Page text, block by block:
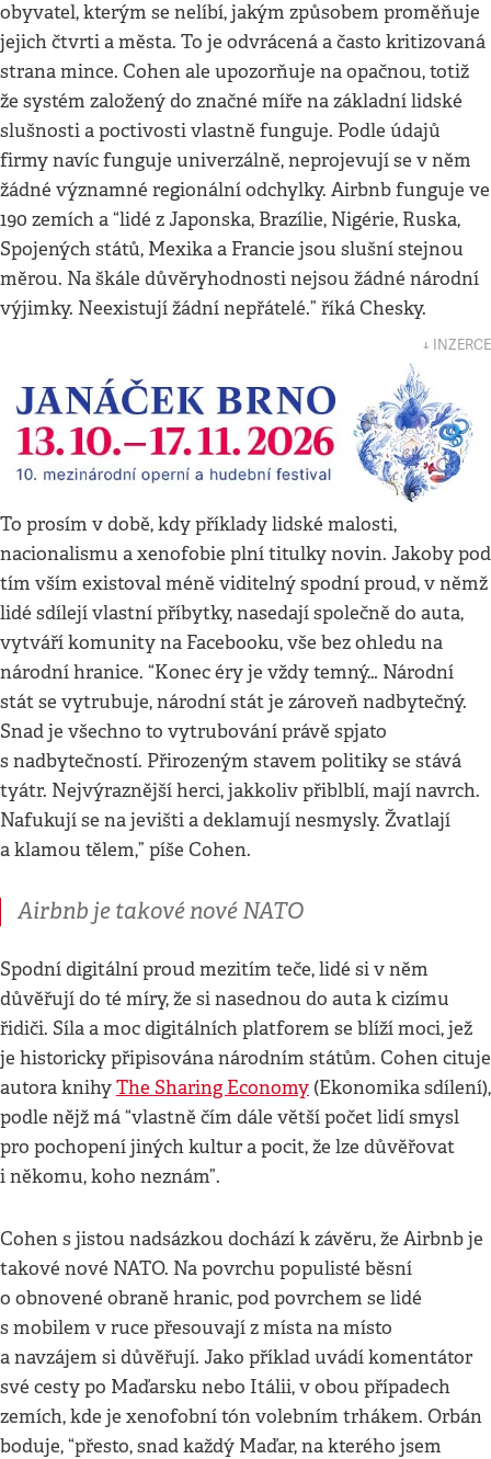
obyvatel, kterým se nelíbí, jakým způsobem proměňuje
jejich čtvrti a města. To je odvrácená a často kritizovaná
strana mince. Cohen ale upozorňuje na opačnou, totiž
že systém založený do značné míře na základní lidské
slušnosti a poctivosti vlastně funguje. Podle údajů
firmy navíc funguje univerzálně, neprojevují se v něm
žádné významné regionální odchylky. Airbnb funguje ve
190 zemích a “lidé z Japonska, Brazílie, Nigérie, Ruska,
Spojených států, Mexika a Francie jsou slušní stejnou
měrou. Na škále důvěryhodnosti nejsou žádné národní
výjimky. Neexistují žádní nepřátelé.” říká Chesky.
↓ INZERCE
To prosím v době, kdy příklady lidské malosti,
nacionalismu a xenofobie plní titulky novin. Jakoby pod
tím vším existoval méně viditelný spodní proud, v němž
lidé sdílejí vlastní příbytky, nasedají společně do auta,
vytváří komunity na Facebooku, vše bez ohledu na
národní hranice. “Konec éry je vždy temný… Národní
stát se vytrubuje, národní stát je zároveň nadbytečný.
Snad je všechno to vytrubování právě spjato
s nadbytečností. Přirozeným stavem politiky se stává
tyátr. Nejvýraznější herci, jakkoliv přiblblí, mají navrch.
Nafukují se na jevišti a deklamují nesmysly. Žvatlají
a klamou tělem,” píše Cohen.
Airbnb je takové nové NATO
Spodní digitální proud mezitím teče, lidé si v něm
důvěřují do té míry, že si nasednou do auta k cizímu
řidiči. Síla a moc digitálních platforem se blíží moci, jež
je historicky připisována národním státům. Cohen cituje
autora knihyThe Sharing Economy (Ekonomika sdílení),
podle nějž má “vlastně čím dále větší počet lidí smysl
pro pochopení jiných kultur a pocit, že lze důvěřovat
i někomu, koho neznám”.
Cohen s jistou nadsázkou dochází k závěru, že Airbnb je
takové nové NATO. Na povrchu populisté běsní
o obnovené obraně hranic, pod povrchem se lidé
s mobilem v ruce přesouvají z místa na místo
a navzájem si důvěřují. Jako příklad uvádí komentátor
své cesty po Maďarsku nebo Itálii, v obou případech
zemích, kde je xenofobní tón volebním trhákem. Orbán
boduje, “přesto, snad každý Maďar, na kterého jsem